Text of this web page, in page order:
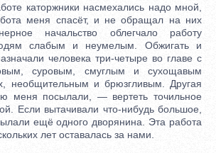
каторжники насмехались надо мной,
меня спасёт, и не обращал на них
начальство облегчало работу
слабым и неумелым. Обжигать и
человека три-четыре во главе с
суровым, смуглым и сухощавым
необщительным и брюзгливым. Другая
меня посылали, — вертеть точильное
Если вытачивали что-нибудь большое,
ещё одного дворянина. Эта работа
лет оставалась за нами.